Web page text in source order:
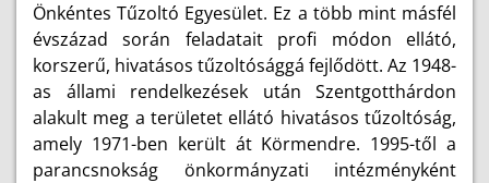
Önkéntes Tűzoltó Egyesület. Ez a több mint másfél
évszázad során feladatait profi módon ellátó,
korszerű, hivatásos tűzoltósággá fejlődött. Az 1948-
as állami rendelkezések után Szentgotthárdon
alakult meg a területet ellátó hivatásos tűzoltóság,
amely 1971-ben került át Körmendre. 1995-től a
parancsnokság önkormányzati intézményként